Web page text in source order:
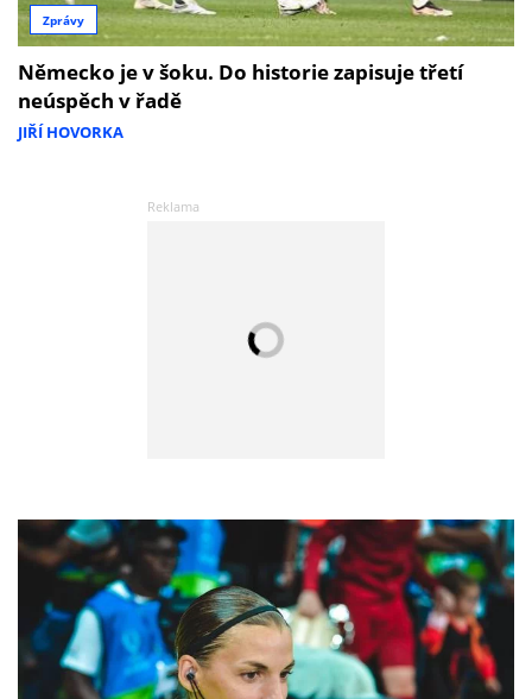
Zprávy
Německo je v šoku. Do historie zapisuje třetí
neúspěch v řadě
JIŘÍ HOVORKA